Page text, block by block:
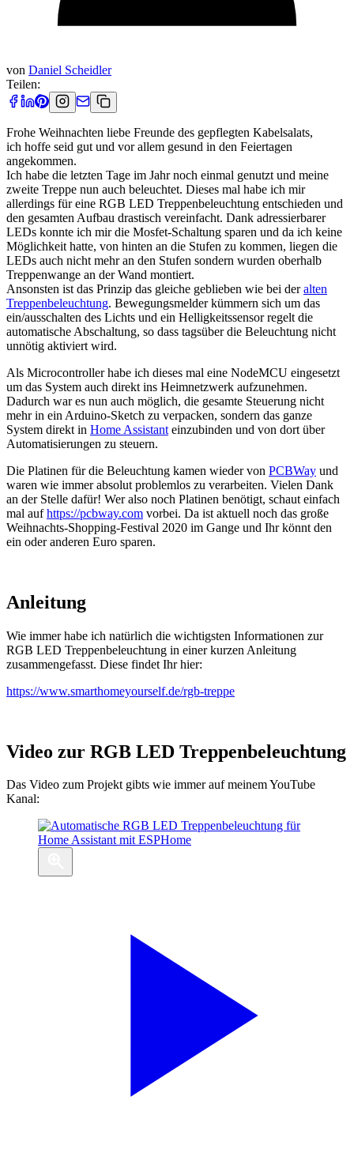
von Daniel Scheidler
Teilen:
Frohe Weihnachten liebe Freunde des gepflegten Kabelsalats,
ich hoffe seid gut und vor allem gesund in den Feiertagen
angekommen.
Ich habe die letzten Tage im Jahr noch einmal genutzt und meine
zweite Treppe nun auch beleuchtet. Dieses mal habe ich mir
allerdings für eine RGB LED Treppenbeleuchtung entschieden und
den gesamten Aufbau drastisch vereinfacht. Dank adressierbarer
LEDs konnte ich mir die Mosfet-Schaltung sparen und da ich keine
Möglichkeit hatte, von hinten an die Stufen zu kommen, liegen die
LEDs auch nicht mehr an den Stufen sondern wurden oberhalb
Treppenwange an der Wand montiert.
Ansonsten ist das Prinzip das gleiche geblieben wie bei deralten
Treppenbeleuchtung. Bewegungsmelder kümmern sich um das
ein/ausschalten des Lichts und ein Helligkeitssensor regelt die
automatische Abschaltung, so dass tagsüber die Beleuchtung nicht
unnötig aktiviert wird.
Als Microcontroller habe ich dieses mal eine NodeMCU eingesetzt
um das System auch direkt ins Heimnetzwerk aufzunehmen.
Dadurch war es nun auch möglich, die gesamte Steuerung nicht
mehr in ein Arduino-Sketch zu verpacken, sondern das ganze
System direkt in Home Assistant einzubinden und von dort über
Automatisierungen zu steuern.
Die Platinen für die Beleuchtung kamen wieder von PCBWay und
waren wie immer absolut problemlos zu verarbeiten. Vielen Dank
an der Stelle dafür! Wer also noch Platinen benötigt, schaut einfach
mal aufhttps://pcbway.com vorbei. Da ist aktuell noch das große
Weihnachts-Shopping-Festival 2020 im Gange und Ihr könnt den
ein oder anderen Euro sparen.
Anleitung
Wie immer habe ich natürlich die wichtigsten Informationen zur
RGB LED Treppenbeleuchtung in einer kurzen Anleitung
zusammengefasst. Diese findet Ihr hier:
https://www.smarthomeyourself.de/rgb-treppe
Video zur RGB LED Treppenbeleuchtung
Das Video zum Projekt gibts wie immer auf meinem YouTube
Kanal: